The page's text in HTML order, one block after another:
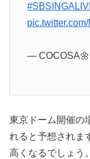
— COCOSA🌼
東京ドーム開催の
れると予想されま
高くなるでしょう。